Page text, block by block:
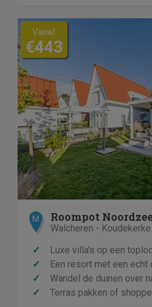
Vanaf
€443
M
Walcheren - Koudekerke
✓
Luxe villa's op een
✓
Een resort met een
✓
Wandel de duinen over
✓
Terras pakken of